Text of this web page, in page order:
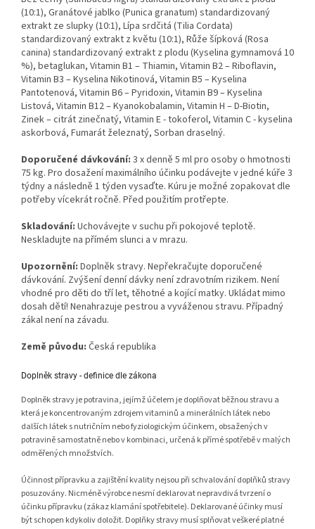
(10:1), Granátové jablko (Punica granatum) standardizovaný
extrakt ze slupky (10:1), Lípa srdčitá (Tilia Cordata)
standardizovaný extrakt z květu (10:1), Růže šípková (Rosa
canina) standardizovaný extrakt z plodu (Kyselina gymnamová 10
%), betaglukan, Vitamin B1 – Thiamin, Vitamin B2 – Riboflavin,
Vitamin B3 – Kyselina Nikotinová, Vitamin B5 – Kyselina
Pantotenová, Vitamin B6 – Pyridoxin, Vitamin B9 – Kyselina
Listová, Vitamin B12 – Kyanokobalamin, Vitamin H – D-Biotin,
Zinek – citrát zinečnatý, Vitamin E - tokoferol, Vitamin C - kyselina
askorbová, Fumarát železnatý, Sorban draselný.
Doporučené dávkování: 3 x denně 5 ml pro osoby o hmotnosti
75 kg. Pro dosažení maximálního účinku podávejte v jedné kúře 3
týdny a následně 1 týden vysaďte. Kúru je možné zopakovat dle
potřeby vícekrát ročně. Před použitím protřepte.
Skladování: Uchovávejte v suchu při pokojové teplotě.
Neskladujte na přímém slunci a v mrazu.
Upozornění: Doplněk stravy. Nepřekračujte doporučené
dávkování. Zvýšení denní dávky není zdravotním rizikem. Není
vhodné pro děti do tří let, těhotné a kojící matky. Ukládat mimo
dosah dětí! Nenahrazuje pestrou a vyváženou stravu. Případný
zákal není na závadu.
Země původu: Česká republika
Doplněk stravy - definice dle zákona
Doplněk stravy je potravina, jejímž účelem je doplňovat běžnou stravu a
která je koncentrovaným zdrojem vitaminů a minerálních látek nebo
dalších látek s nutričním nebo fyziologickým účinkem, obsažených v
potravině samostatně nebo v kombinaci, určená k přímé spotřebě v malých
odměřených množstvích.
Účinnost přípravku a zajištění kvality nejsou při schvalování doplňků stravy
posuzovány. Nicméně výrobce nesmí deklarovat nepravdivá tvrzení o
účinku přípravku (zákaz klamání spotřebitele). Deklarované účinky musí
být schopen kdykoliv doložit. Doplňky stravy musí splňovat veškeré platné